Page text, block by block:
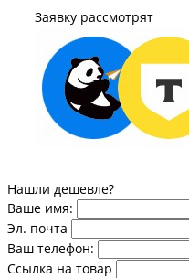
Заявку рассмотрят
Нашли дешевле?
Ваше имя:
Эл. почта
Ваш телефон:
Ссылка на товар